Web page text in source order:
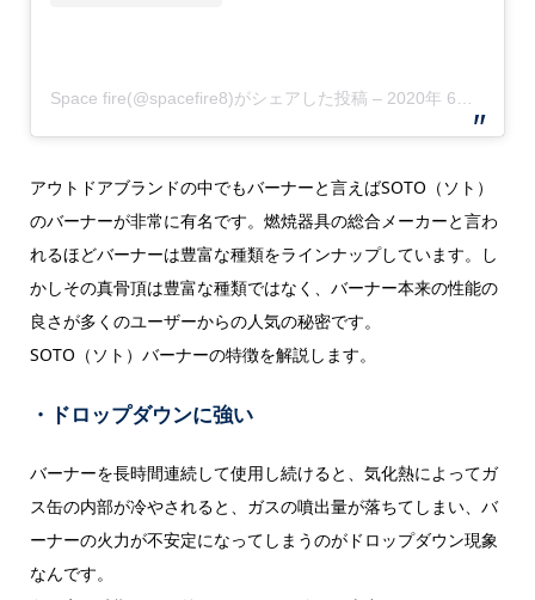
Space fire(@spacefire8)がシェアした投稿 – 2020年 6月月15日午前6時20分PDT
アウトドアブランドの中でもバーナーと言えばSOTO（ソト）
のバーナーが非常に有名です。燃焼器具の総合メーカーと言わ
れるほどバーナーは豊富な種類をラインナップしています。し
かしその真骨頂は豊富な種類ではなく、バーナー本来の性能の
良さが多くのユーザーからの人気の秘密です。
SOTO（ソト）バーナーの特徴を解説します。
・ドロップダウンに強い
バーナーを長時間連続して使用し続けると、気化熱によってガ
ス缶の内部が冷やされると、ガスの噴出量が落ちてしまい、バ
ーナーの火力が不安定になってしまうのがドロップダウン現象
なんです。